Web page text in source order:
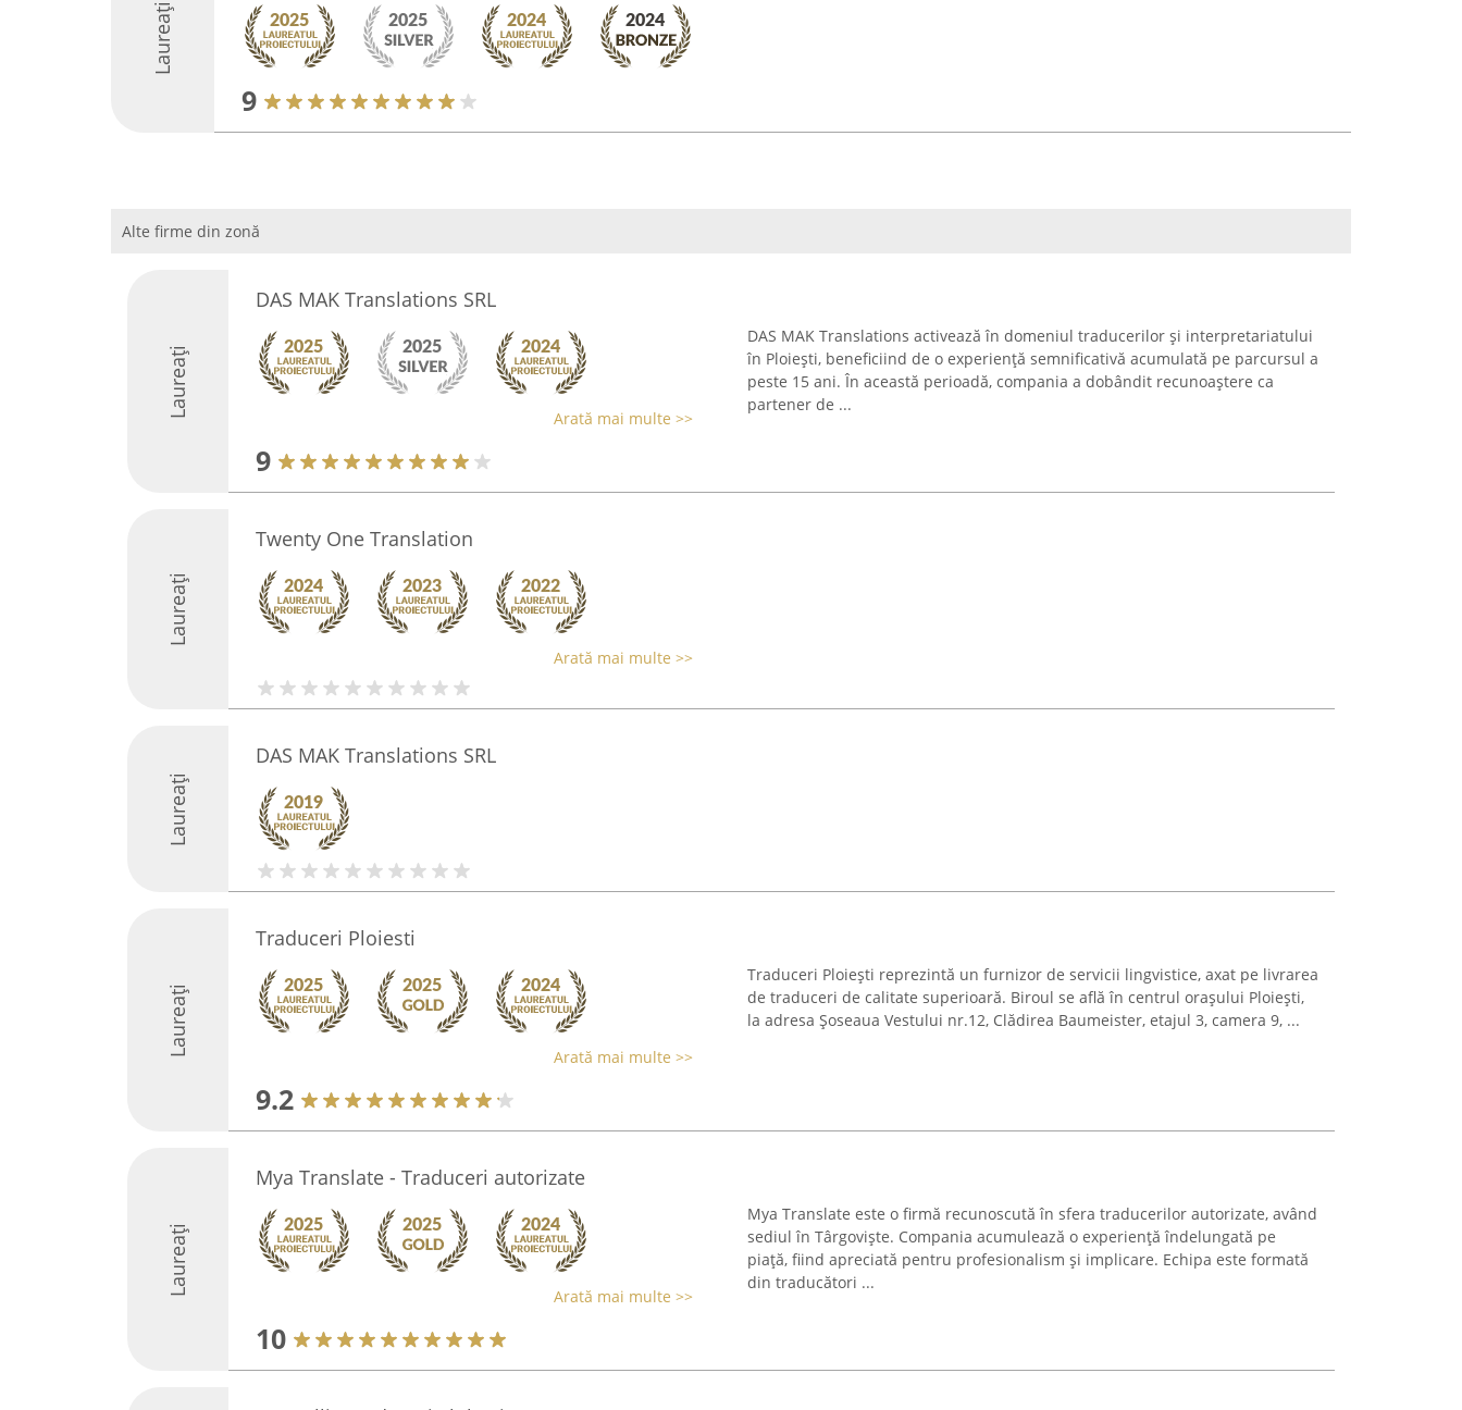
Laureați
9
Alte firme din zonă
Laureați
DAS MAK Translations SRL
Arată mai multe >>
9
DAS MAK Translations activează în domeniul traducerilor și interpretariatului
în Ploiești, beneficiind de o experiență semnificativă acumulată pe parcursul a
peste 15 ani. În această perioadă, compania a dobândit recunoaștere ca
partener de ...
Laureați
Twenty One Translation
Arată mai multe >>
Laureați
DAS MAK Translations SRL
Laureați
Traduceri Ploiesti
Arată mai multe >>
9.2
Traduceri Ploiești reprezintă un furnizor de servicii lingvistice, axat pe livrarea
de traduceri de calitate superioară. Biroul se află în centrul orașului Ploiești,
la adresa Șoseaua Vestului nr.12, Clădirea Baumeister, etajul 3, camera 9, ...
Laureați
Mya Translate - Traduceri autorizate
Arată mai multe >>
10
Mya Translate este o firmă recunoscută în sfera traducerilor autorizate, având
sediul în Târgoviște. Compania acumulează o experiență îndelungată pe
piață, fiind apreciată pentru profesionalism și implicare. Echipa este formată
din traducători ...